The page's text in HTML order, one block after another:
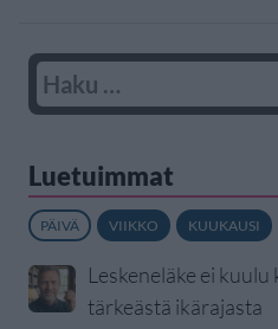
Luetuimmat
PÄIVÄ VIIKKO KUUKAUSI
Leskeneläke ei
tärkeästä ikärajasta